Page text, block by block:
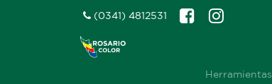
(0341) 4812531
Herramientas